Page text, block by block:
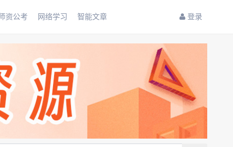
资公考 网络学习 智能文章 登录